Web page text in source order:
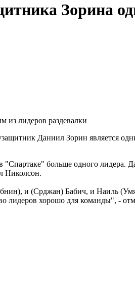
Зорина
Даниил Зорин является
"Спартаке" больше одного
Николсон.
и (Срджан) Бабич, и Наиль
лидеров хорошо для команды", -